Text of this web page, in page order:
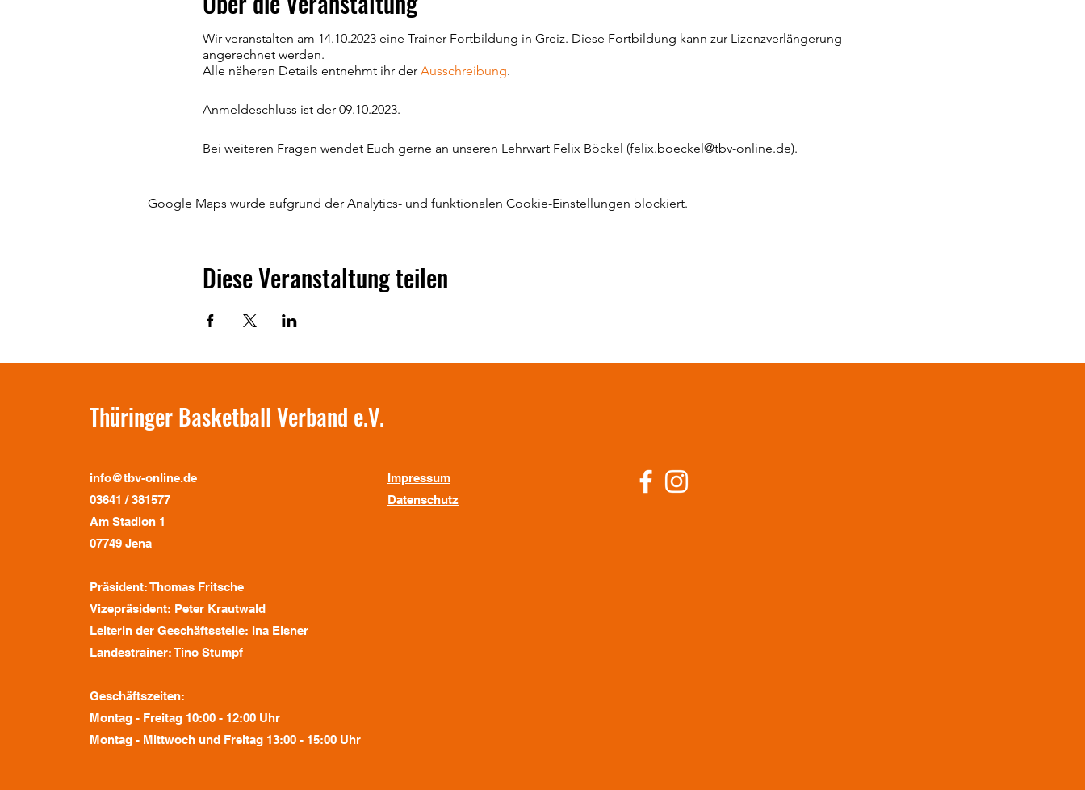
Wir veranstalten am 14.10.2023 eine Trainer Fortbildung in Greiz. Diese Fortbildung kann zur Lizenzverlängerung
angerechnet werden.
Alle näheren Details entnehmt ihr der Ausschreibung.
Anmeldeschluss ist der 09.10.2023.
Bei weiteren Fragen wendet Euch gerne an unseren Lehrwart Felix Böckel (felix.boeckel@tbv-online.de).
Google Maps wurde aufgrund der Analytics- und funktionalen Cookie-Einstellungen blockiert.
Diese Veranstaltung teilen
Thüringer Basketball Verband e.V.
info@tbv-online.de
03641 / 381577
Am Stadion 1
07749 Jena
Präsident: Thomas Fritsche
Vizepräsident: Peter Krautwald
Leiterin der Geschäftsstelle: Ina Elsner
Landestrainer: Tino Stumpf
Geschäftszeiten:
Montag - Freitag 10:00 - 12:00 Uhr
Montag - Mittwoch und Freitag 13:00 - 15:00 Uhr
Impressum
Datenschutz